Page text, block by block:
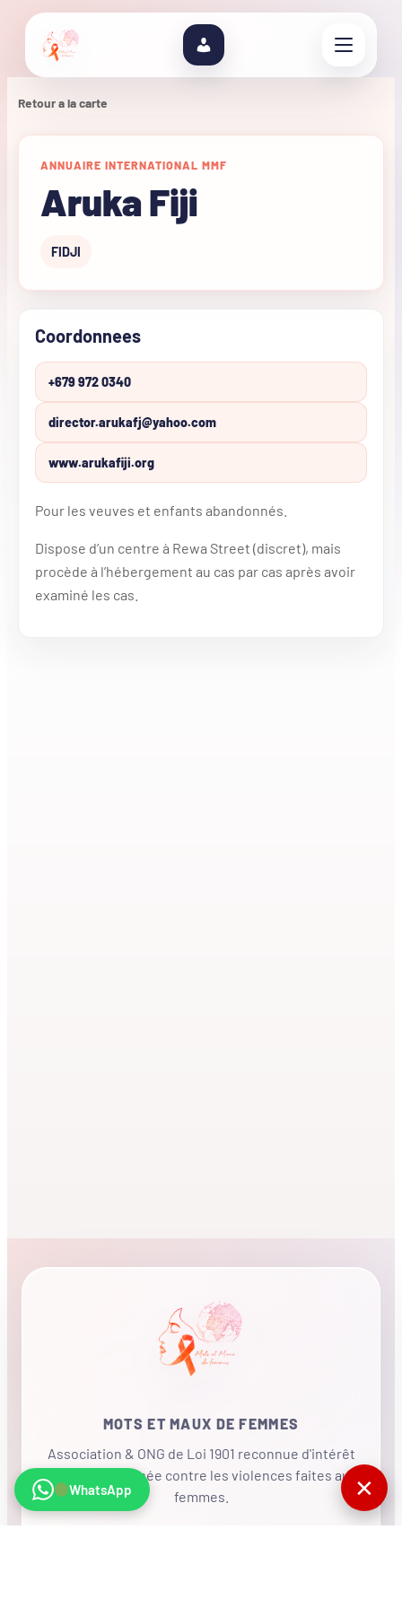
Retour a la carte
ANNUAIRE INTERNATIONAL MMF
Aruka Fiji
FIDJI
Coordonnees
+679 972 0340
director.arukafj@yahoo.com
www.arukafiji.org
Pour les veuves et enfants abandonnés.
Dispose d’un centre à Rewa Street (discret), mais
procède à l’hébergement au cas par cas après avoir
examiné les cas.
MOTS ET MAUX DE FEMMES
Association & ONG de Loi 1901 reconnue d'intérêt
général, mobilisée contre les violences faites aux
femmes.
WhatsApp ✕